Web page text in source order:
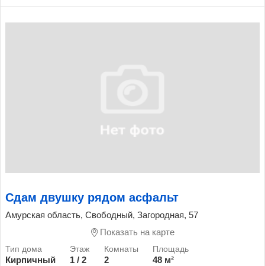
Сдам двушку рядом асфальт
Амурская область, Свободный, Загородная, 57
Показать на карте
Кирпичный 1 / 2 2
48 м²